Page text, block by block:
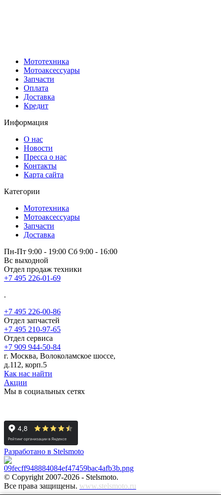
Мототехника
Мотоаксессуары
Запчасти
Оплата
Доставка
Кредит
Информация
О нас
Новости
Пресса о нас
Контакты
Карта сайта
Категории
Мототехника
Мотоаксессуары
Запчасти
Доставка
Пн-Пт 9:00 - 19:00 Сб 9:00 - 16:00
Вс выходной
Отдел продаж техники
+7 495 226-01-69
.
+7 495 226-00-86
Отдел запчастей
+7 495 210-97-65
Отдел сервиса
+7 909 944-50-84
г. Москва, Волоколамское шоссе,
д.112, корп.5
Как нас найти
Акции
Мы в социальных сетях
Разработано в Stelsmoto
© Copyright 2007-2026 - Stelsmoto.
Все права защищены. www.stelsmoto.ru